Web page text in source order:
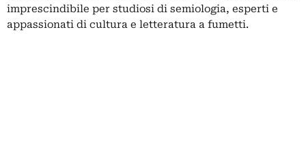
imprescindibile per studiosi di semiologia, esperti e
appassionati di cultura e letteratura a fumetti.